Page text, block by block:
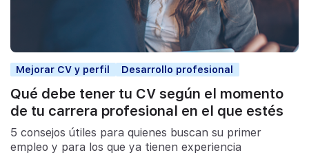
Mejorar CV y perfil Desarrollo profesional
Qué debe tener tu CV según el momento
de tu carrera profesional en el que estés
5 consejos útiles para quienes buscan su primer
empleo y para los que ya tienen experiencia